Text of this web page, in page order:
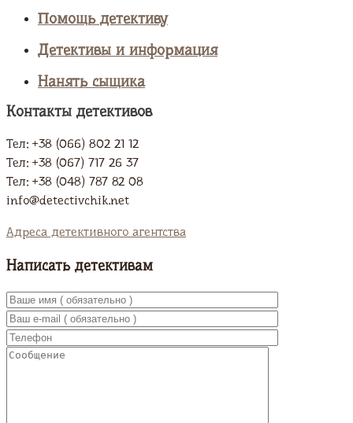
Помощь детективу
Детективы и информация
Нанять сыщика
Контакты детективов
Тел: +38 (066) 802 21 12
Тел: +38 (067) 717 26 37
Тел: +38 (048) 787 82 08
info@detectivchik.net
Адреса детективного агентства
Написать детективам